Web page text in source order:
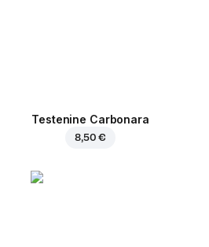
Testenine Carbonara
8,50 €